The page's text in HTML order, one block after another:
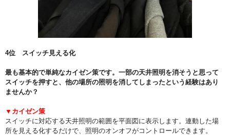
4位 スイッチ見える化
最も基本的で単純なカイゼン策です。一部の天井照明を消そうと思って
スイッチを押すと、他の場所の照明を消してしまったという経験はあり
ませんか？
▼カイゼン策
スイッチに対応する天井照明の範囲を平面図に表示します。連動した場
所を見える化するだけで、照明のオンオフがコントロールできます。